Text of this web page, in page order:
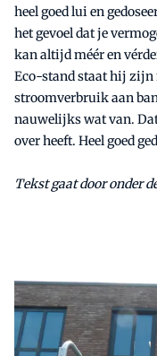
heel goed lui en
het gevoel dat je
kan altijd méér en
Eco-stand staat hij zijn
stroomverbruik aan
nauwelijks wat van.
over heeft. Heel goed
Tekst gaat door onder